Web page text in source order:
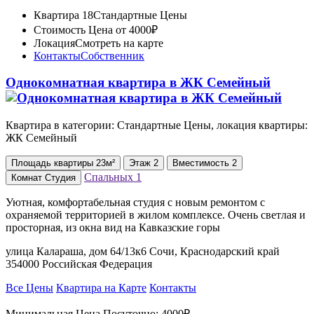
Квартира 18Стандартные Цены
Стоимость Цена от 4000₽
ЛокацияСмотреть на карте
КонтактыСобственник
Однокомнатная квартира в ЖК Семейный
Квартира в категории: Стандартные Цены, локация квартиры:
ЖК Семейный
Площадь квартиры 23м² Этаж 2 Вместимость 2
Комнат Студия Спальных 1
Уютная, комфортабельная студия с новым ремонтом с
охраняемой территорией в жилом комплексе. Очень светлая и
просторная, из окна вид на Кавказские горы
улица Калараша, дом 64/13к6 Сочи, Краснодарский край
354000 Российская Федерация
Все Цены Квартира на Карте Контакты